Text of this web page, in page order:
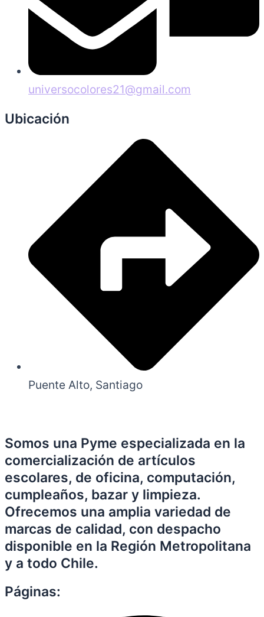
universocolores21@gmail.com
Ubicación
Puente Alto, Santiago
Somos una Pyme especializada en la
comercialización de artículos
escolares, de oficina, computación,
cumpleaños, bazar y limpieza.
Ofrecemos una amplia variedad de
marcas de calidad, con despacho
disponible en la Región Metropolitana
y a todo Chile.
Páginas: